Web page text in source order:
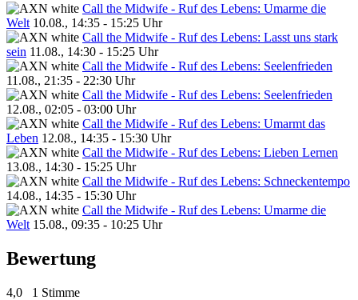
Call the Midwife - Ruf des Lebens: Umarme die
Welt 10.08., 14:35 - 15:25 Uhr
Call the Midwife - Ruf des Lebens: Lasst uns stark
sein 11.08., 14:30 - 15:25 Uhr
Call the Midwife - Ruf des Lebens: Seelenfrieden
11.08., 21:35 - 22:30 Uhr
Call the Midwife - Ruf des Lebens: Seelenfrieden
12.08., 02:05 - 03:00 Uhr
Call the Midwife - Ruf des Lebens: Umarmt das
Leben 12.08., 14:35 - 15:30 Uhr
Call the Midwife - Ruf des Lebens: Lieben Lernen
13.08., 14:30 - 15:25 Uhr
Call the Midwife - Ruf des Lebens: Schneckentempo
14.08., 14:35 - 15:30 Uhr
Call the Midwife - Ruf des Lebens: Umarme die
Welt 15.08., 09:35 - 10:25 Uhr
Bewertung
4,0 1 Stimme